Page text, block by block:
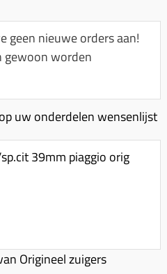
geen nieuwe orders aan!
gewoon worden
uw onderdelen wensenlijst
39mm piaggio orig
Origineel zuigers